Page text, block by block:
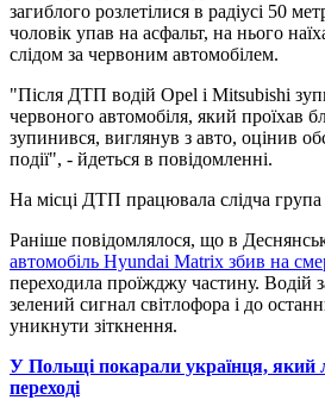
загиблого розлетілися в радіусі 50
чоловік упав на асфальт, на нього
слідом за червоним автомобілем.
"Після ДТП водій Opel і Mitsubishi
червоного автомобіля, який проїхав
зупинився, виглянув з авто, оцінив
події", - йдеться в повідомленні.
На місці ДТП працювала слідча група
Раніше повідомлялося, що в
автомобіль Hyundai Matrix збив на
переходила проїжджу частину. Водій
зелений сигнал світлофора і до
уникнути зіткнення.
У Польщі покарали українця, який
переході